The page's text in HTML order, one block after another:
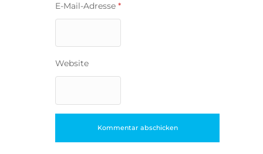
E-Mail-Adresse *
Website